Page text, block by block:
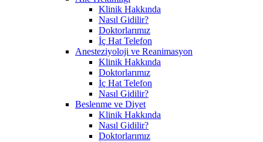
Klinik Hakkında
Nasıl Gidilir?
Doktorlarımız
İç Hat Telefon
Anesteziyoloji ve Reanimasyon
Klinik Hakkında
Doktorlarımız
İç Hat Telefon
Nasıl Gidilir?
Beslenme ve Diyet
Klinik Hakkında
Nasıl Gidilir?
Doktorlarımız